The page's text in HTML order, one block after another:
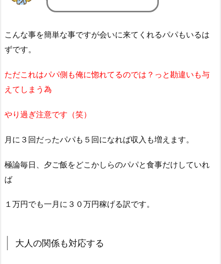
こんな事を簡単な事ですが会いに来てくれるパパもいるは
ずです。
ただこれはパパ側も俺に惚れてるのでは？っと勘違いも与
えてしまう為
やり過ぎ注意です（笑）
月に３回だったパパも５回になれば収入も増えます。
極論毎日、夕ご飯をどこかしらのパパと食事だけしていれ
ば
１万円でも一月に３０万円稼げる訳です。
大人の関係も対応する